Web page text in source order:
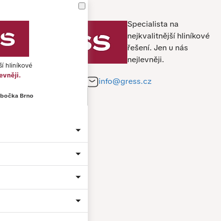
Specialista na
nejkvalitnější hliníkové
řešení. Jen u nás
nejlevněji.
+420 212 241 284 info@gress.cz
Jméno a příjmení *
Material:
hliníkové
Brno